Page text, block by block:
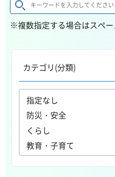
※複数指定する場合はスペ
カテゴリ(分類)